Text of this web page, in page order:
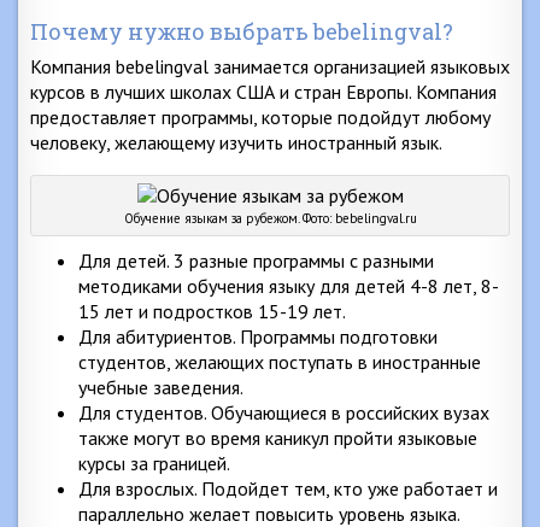
Почему нужно выбрать bebelingval?
Компания bebelingval занимается организацией языковых
курсов в лучших школах США и стран Европы. Компания
предоставляет программы, которые подойдут любому
человеку, желающему изучить иностранный язык.
Обучение языкам за рубежом. Фото: bebelingval.ru
Для детей. 3 разные программы с разными
методиками обучения языку для детей 4-8 лет, 8-
15 лет и подростков 15-19 лет.
Для абитуриентов. Программы подготовки
студентов, желающих поступать в иностранные
учебные заведения.
Для студентов. Обучающиеся в российских вузах
также могут во время каникул пройти языковые
курсы за границей.
Для взрослых. Подойдет тем, кто уже работает и
параллельно желает повысить уровень языка.